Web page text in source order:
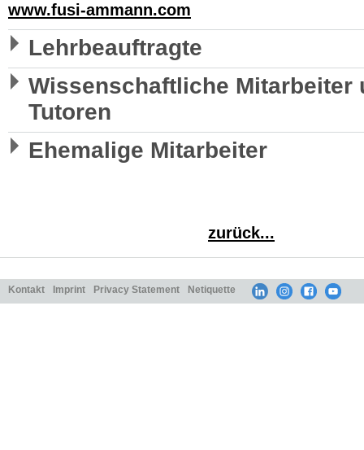
www.fusi-ammann.com
Lehrbeauftragte
Wissenschaftliche Mitarbeiter
Tutoren
Ehemalige Mitarbeiter
zurück...
Kontakt Imprint Privacy Statement Netiquette